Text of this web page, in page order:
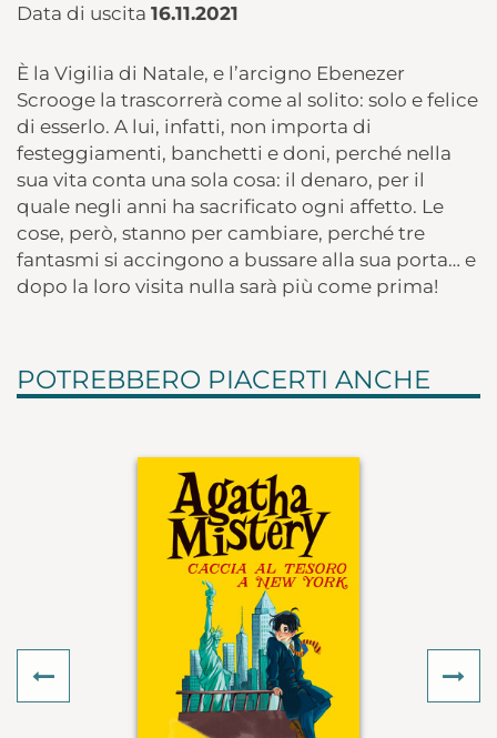
Data di uscita 16.11.2021
È la Vigilia di Natale, e l’arcigno Ebenezer
Scrooge la trascorrerà come al solito: solo e felice
di esserlo. A lui, infatti, non importa di
festeggiamenti, banchetti e doni, perché nella
sua vita conta una sola cosa: il denaro, per il
quale negli anni ha sacrificato ogni affetto. Le
cose, però, stanno per cambiare, perché tre
fantasmi si accingono a bussare alla sua porta… e
dopo la loro visita nulla sarà più come prima!
POTREBBERO PIACERTI ANCHE
Previous